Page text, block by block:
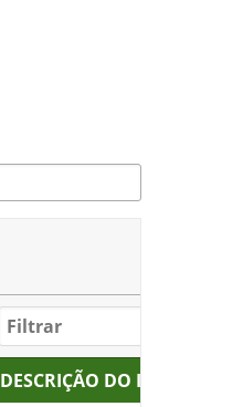
DESCRIÇÃO DO IMÓVEL